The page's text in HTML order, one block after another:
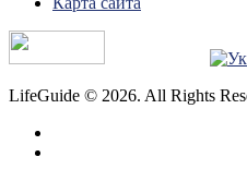
LifeGuide © 2026. All Rights